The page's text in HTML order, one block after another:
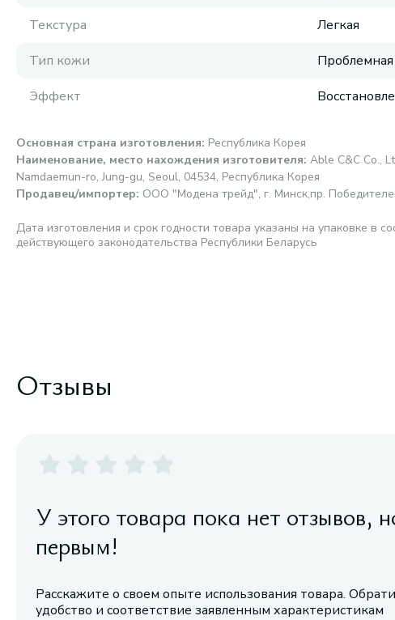
Текстура
Легкая
Тип кожи
Проблемная
Эффект
Основная страна изготовления: Республика Корея
Наименование, место нахождения изготовителя: Able C&C Co.,
Namdaemun-ro, Jung-gu, Seoul, 04534, Республика Корея
Продавец/импортер: ООО "Модена трейд", г. Минск,пр.
Дата изготовления и срок годности товара указаны на упаковке в
действующего законодательства Республики Беларусь
Отзывы
У этого товара пока нет отзывов,
первым!
Расскажите о своем опыте использования товара.
удобство и соответствие заявленным характеристикам